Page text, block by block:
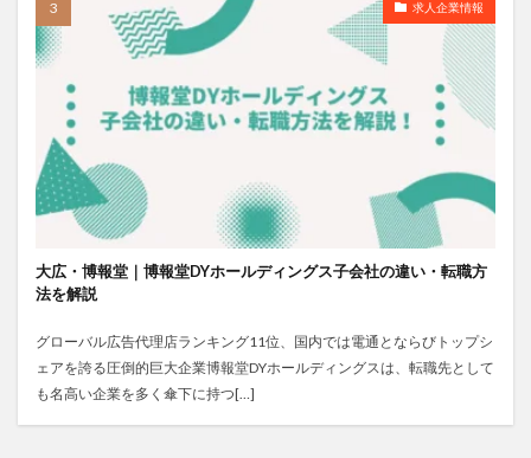
求人企業情報
大広・博報堂｜博報堂DYホールディングス子会社の違い・転職方
法を解説
グローバル広告代理店ランキング11位、国内では電通とならびトップシ
ェアを誇る圧倒的巨大企業博報堂DYホールディングスは、転職先として
も名高い企業を多く傘下に持つ[…]